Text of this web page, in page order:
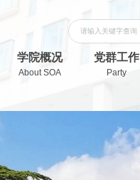
学院概况
About SOA
党群工作
Party